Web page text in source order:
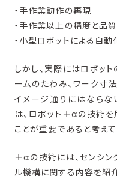
・手作業動作の再現
・手作業以上の精度と品
・小型ロボットによる自動
しかし、実際にはロボッ
ームのたわみ、ワーク寸
イメージ通りにはならな
は、ロボット＋αの技術
ことが重要であると考えて
＋αの技術には、センシン
ル機構に関する内容を紹